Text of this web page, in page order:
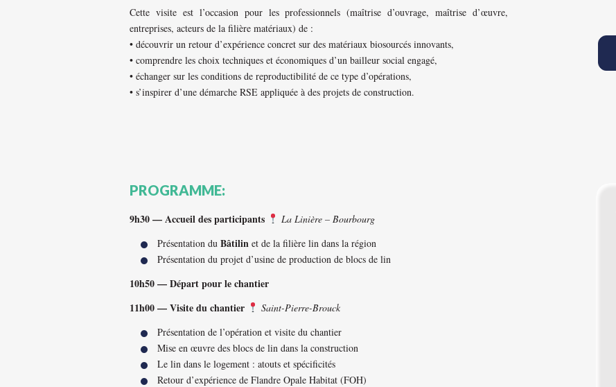
Cette visite est l’occasion pour les professionnels (maîtrise d’ouvrage, maîtrise d’œuvre,
entreprises, acteurs de la filière matériaux) de :
• découvrir un retour d’expérience concret sur des matériaux biosourcés innovants,
• comprendre les choix techniques et économiques d’un bailleur social engagé,
• échanger sur les conditions de reproductibilité de ce type d’opérations,
• s’inspirer d’une démarche RSE appliquée à des projets de construction.
PROGRAMME:
9h30 — Accueil des participants
La Linière – Bourbourg
Présentation du Bâtilin et de la filière lin dans la région
Présentation du projet d’usine de production de blocs de lin
10h50 — Départ pour le chantier
11h00 — Visite du chantier
Saint-Pierre-Brouck
Présentation de l’opération et visite du chantier
Mise en œuvre des blocs de lin dans la construction
Le lin dans le logement : atouts et spécificités
Retour d’expérience de Flandre Opale Habitat (FOH)